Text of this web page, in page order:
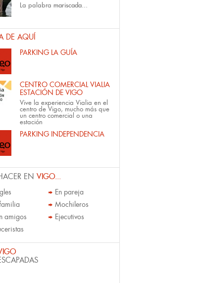
La palabra mariscada...
DE AQUÍ
PARKING LA GUÍA
CENTRO COMERCIAL VIALIA
ESTACIÓN DE VIGO
Vive la experiencia Vialia en el
centro de Vigo, mucho más que
un centro comercial o una
estación
PARKING INDEPENDENCIA
EN VIGO...
En pareja
Mochileros
amigos
Ejecutivos